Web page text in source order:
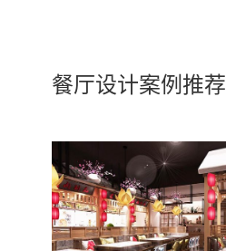
餐厅设计案例推荐